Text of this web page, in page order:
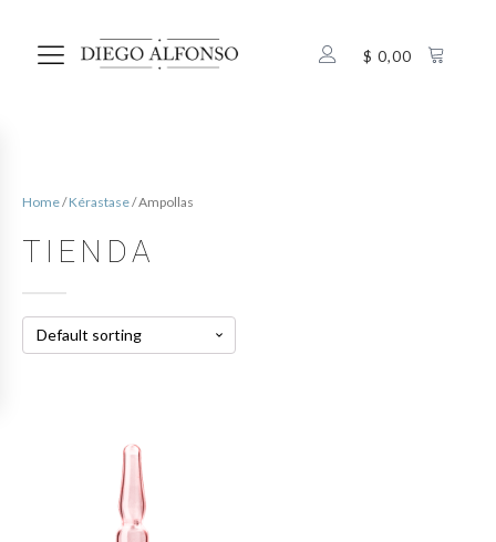
$ 0,00
Home/Kérastase/ Ampollas
TIENDA